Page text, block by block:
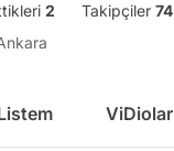
2 Takipçiler 74
ViDiolar